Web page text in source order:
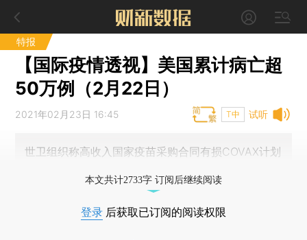
特报
【国际疫情透视】美国累计病亡超
50万例（2月22日）
试听
2021年02月23日 16:45 T中
世卫组织称高收入国家疫苗采购合同有损COVAX计划
本文共计2733字 订阅后继续阅读
登录 后获取已订阅的阅读权限